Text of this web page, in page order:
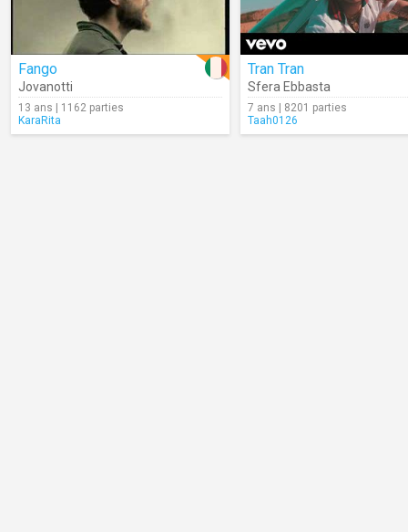
Fango
Jovanotti
13 ans | 1162 parties
KaraRita
Tran Tran
Sfera Ebbasta
7 ans | 8201 parties
Taah0126